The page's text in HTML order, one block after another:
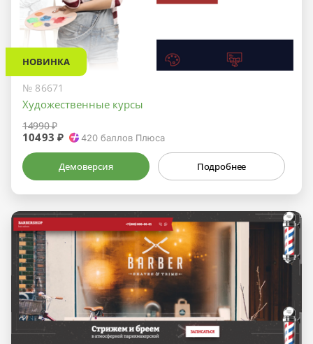
НОВИНКА
№ 86671
Художественные курсы
14990 ₽
10493 ₽ 420 баллов Плюса
Демоверсия Подробнее